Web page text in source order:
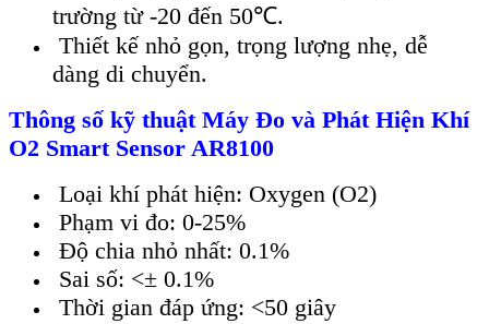
trường từ -20 đến 50℃.
Thiết kế nhỏ gọn, trọng lượng nhẹ, dễ
dàng di chuyển.
Thông số kỹ thuật Máy Đo và Phát Hiện Khí
O2 Smart Sensor AR8100
Loại khí phát hiện: Oxygen (O2)
Phạm vi đo: 0-25%
Độ chia nhỏ nhất: 0.1%
Sai số: <± 0.1%
Thời gian đáp ứng: <50 giây